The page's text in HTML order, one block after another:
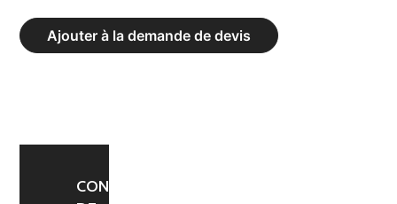
Ajouter à la demande de devis
BLOQUÉS
HEXAGONALES
CONFIRMATION